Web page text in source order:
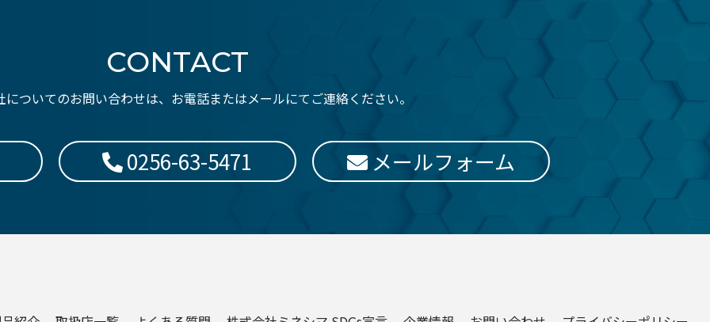
CONTACT
についてのお問い合わせは、お電話またはメールにてご連絡ください。
0256-63-5471 メールフォーム